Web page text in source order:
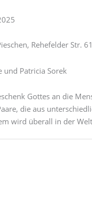
Rehefelder Str. 61
und Patricia Sorek
Gottes an die
die aus
wird überall in der